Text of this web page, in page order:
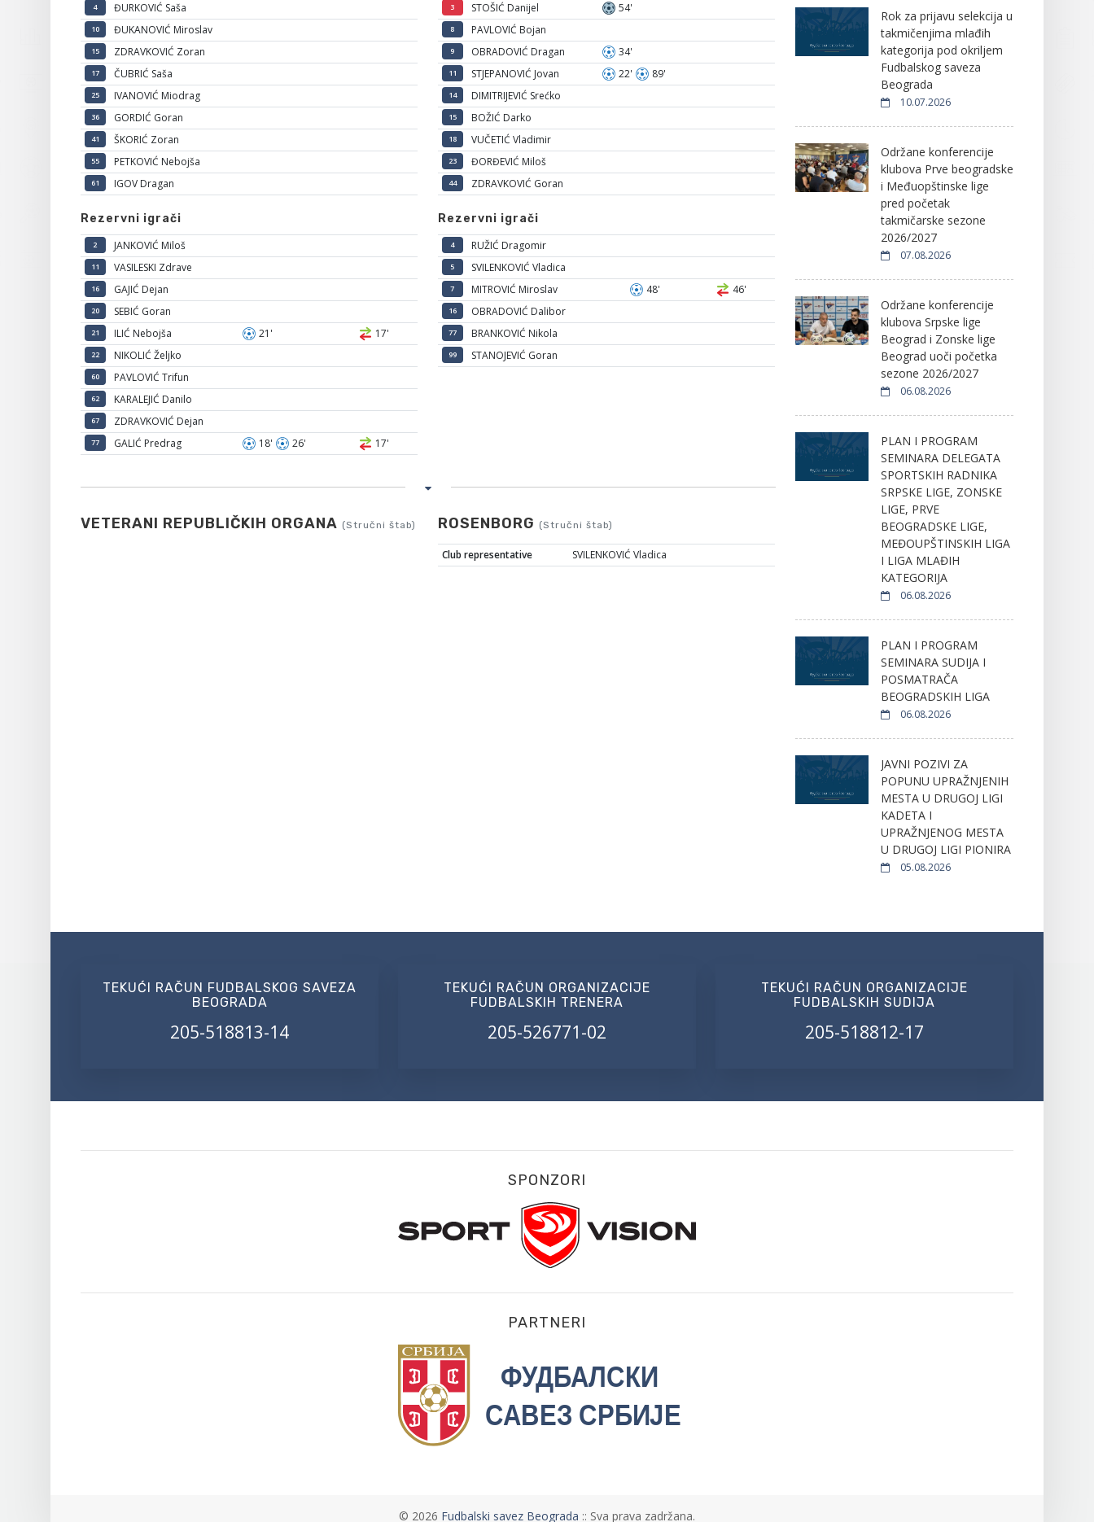
4 ĐURKOVIĆ Saša
10 ĐUKANOVIĆ Miroslav
15 ZDRAVKOVIĆ Zoran
17 ČUBRIĆ Saša
25 IVANOVIĆ Miodrag
36 GORDIĆ Goran
41 ŠKORIĆ Zoran
55 PETKOVIĆ Nebojša
61 IGOV Dragan
Rezervni igrači
2 JANKOVIĆ Miloš
11 VASILESKI Zdrave
16 GAJIĆ Dejan
20 SEBIĆ Goran
21 ILIĆ Nebojša 21' 17'
22 NIKOLIĆ Željko
60 PAVLOVIĆ Trifun
62 KARALEJIĆ Danilo
67 ZDRAVKOVIĆ Dejan
77 GALIĆ Predrag 18' 26' 17'
3 STOŠIĆ Danijel 54'
8 PAVLOVIĆ Bojan
9 OBRADOVIĆ Dragan 34'
11 STJEPANOVIĆ Jovan 22' 89'
14 DIMITRIJEVIĆ Srećko
15 BOŽIĆ Darko
18 VUČETIĆ Vladimir
23 ĐORĐEVIĆ Miloš
44 ZDRAVKOVIĆ Goran
Rezervni igrači
4 RUŽIĆ Dragomir
5 SVILENKOVIĆ Vladica
7 MITROVIĆ Miroslav 48' 46'
16 OBRADOVIĆ Dalibor
77 BRANKOVIĆ Nikola
99 STANOJEVIĆ Goran
VETERANI REPUBLIČKIH ORGANA (Stručni štab) ROSENBORG (Stručni štab)
Club representative SVILENKOVIĆ Vladica
Rok za prijavu selekcija u
takmičenjima mlađih
kategorija pod okriljem
Fudbalskog saveza
Beograda
10.07.2026
Održane konferencije
klubova Prve beogradske
i Međuopštinske lige
pred početak
takmičarske sezone
2026/2027
07.08.2026
Održane konferencije
klubova Srpske lige
Beograd i Zonske lige
Beograd uoči početka
sezone 2026/2027
06.08.2026
PLAN I PROGRAM
SEMINARA DELEGATA
SPORTSKIH RADNIKA
SRPSKE LIGE, ZONSKE
LIGE, PRVE
BEOGRADSKE LIGE,
MEĐOUPŠTINSKIH LIGA
I LIGA MLAĐIH
KATEGORIJA
06.08.2026
PLAN I PROGRAM
SEMINARA SUDIJA I
POSMATRAČA
BEOGRADSKIH LIGA
06.08.2026
JAVNI POZIVI ZA
POPUNU UPRAŽNJENIH
MESTA U DRUGOJ LIGI
KADETA I
UPRAŽNJENOG MESTA
U DRUGOJ LIGI PIONIRA
05.08.2026
TEKUĆI RAČUN FUDBALSKOG SAVEZA
BEOGRADA
205-518813-14
TEKUĆI RAČUN ORGANIZACIJE
FUDBALSKIH TRENERA
205-526771-02
TEKUĆI RAČUN ORGANIZACIJE
FUDBALSKIH SUDIJA
205-518812-17
SPONZORI
PARTNERI
© 2026 Fudbalski savez Beograda :: Sva prava zadržana.